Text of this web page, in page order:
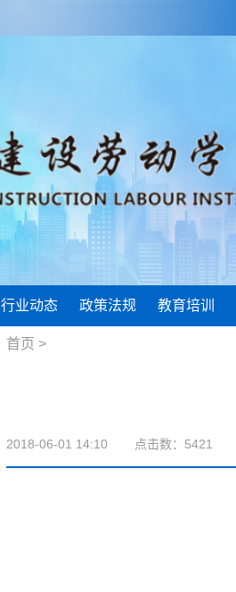
行业动态 政策法规 教育培训
首页 >
2018-06-01 14:10 点击数：5421